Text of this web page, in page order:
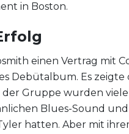
in Boston.
einen Vertrag mit
Debütalbum. Es zeigte
Gruppe wurden
Blues-Sound
hatten. Aber mit